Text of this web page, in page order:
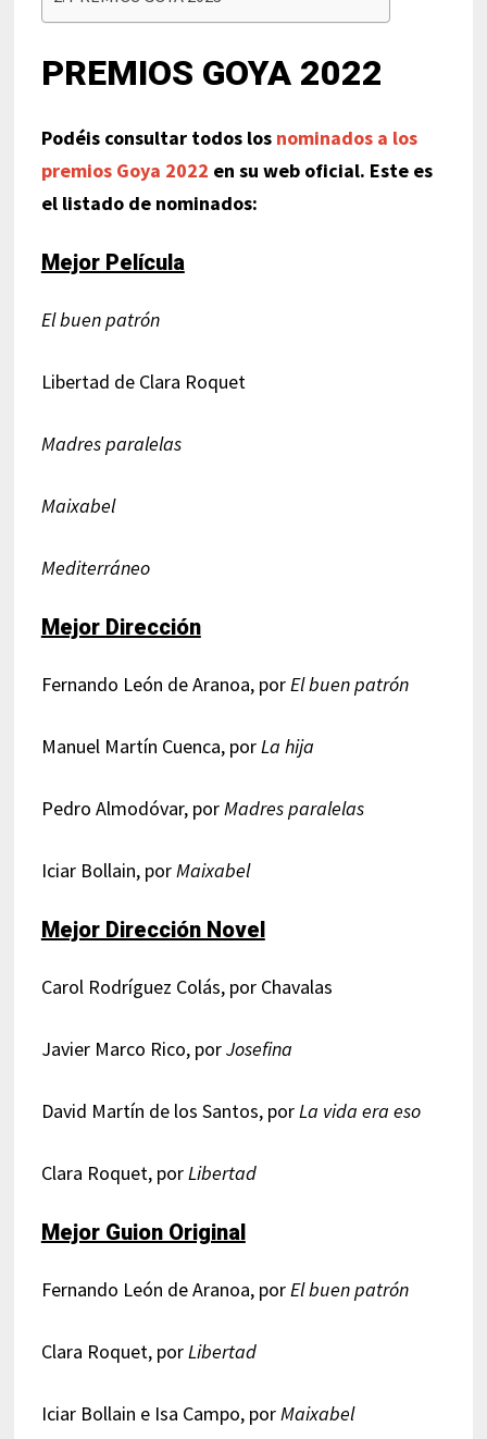
PREMIOS GOYA 2022
Podéis consultar todos los nominados a los
premios Goya 2022 en su web oficial. Este es
el listado de nominados:
Mejor Película
El buen patrón
Libertad de Clara Roquet
Madres paralelas
Maixabel
Mediterráneo
Mejor Dirección
Fernando León de Aranoa, porEl buen patrón
Manuel Martín Cuenca, porLa hija
Pedro Almodóvar, porMadres paralelas
Iciar Bollain, porMaixabel
Mejor Dirección Novel
Carol Rodríguez Colás, por Chavalas
Javier Marco Rico, porJosefina
David Martín de los Santos, porLa vida era eso
Clara Roquet, porLibertad
Mejor Guion Original
Fernando León de Aranoa, porEl buen patrón
Clara Roquet, porLibertad
Iciar Bollain e Isa Campo, porMaixabel